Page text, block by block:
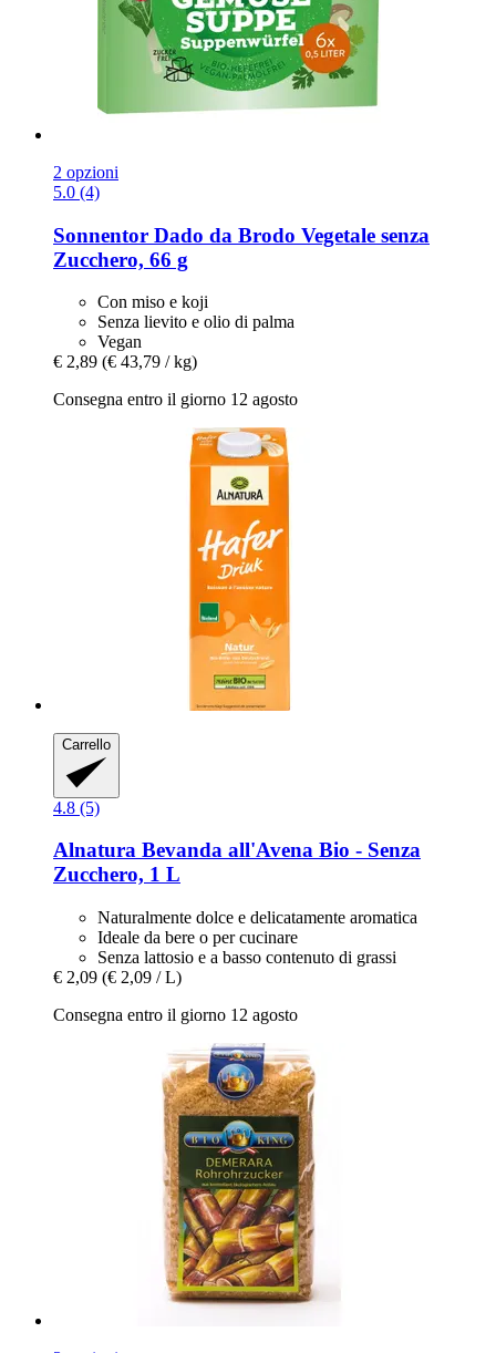
2 opzioni
5.0 (4)
Sonnentor Dado da Brodo Vegetale senza
Zucchero, 66 g
Con miso e koji
Senza lievito e olio di palma
Vegan
€ 2,89 (€ 43,79 / kg)
Consegna entro il giorno 12 agosto
Carrello
4.8 (5)
Alnatura Bevanda all'Avena Bio -​ Senza
Zucchero, 1 L
Naturalmente dolce e delicatamente aromatica
Ideale da bere o per cucinare
Senza lattosio e a basso contenuto di grassi
€ 2,09 (€ 2,09 / L)
Consegna entro il giorno 12 agosto